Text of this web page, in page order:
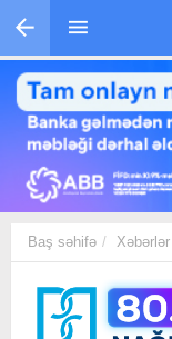
Skip to main content
Baş səhifə Xəbərlər